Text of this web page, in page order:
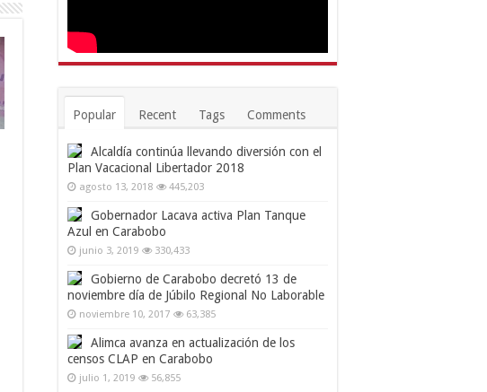
Popular Recent Tags Comments
Alcaldía continúa llevando diversión con el
Plan Vacacional Libertador 2018
agosto 13, 2018 445,203
Gobernador Lacava activa Plan Tanque
Azul en Carabobo
junio 3, 2019 330,433
Gobierno de Carabobo decretó 13 de
noviembre día de Júbilo Regional No Laborable
noviembre 10, 2017 63,385
Alimca avanza en actualización de los
censos CLAP en Carabobo
julio 1, 2019 56,855